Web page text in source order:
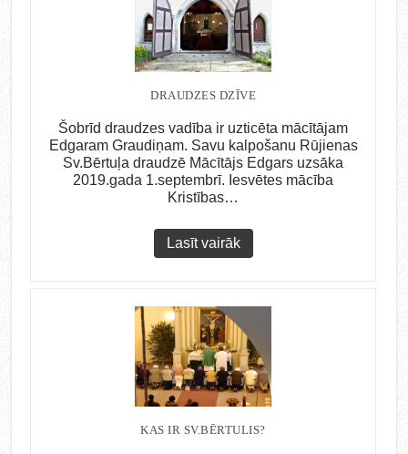
DRAUDZES DZĪVE
Šobrīd draudzes vadība ir uzticēta mācītājam
Edgaram Graudiņam. Savu kalpošanu Rūjienas
Sv.Bērtuļa draudzē Mācītājs Edgars uzsāka
2019.gada 1.septembrī. Iesvētes mācība
Kristības…
Lasīt vairāk
KAS IR SV.BĒRTULIS?